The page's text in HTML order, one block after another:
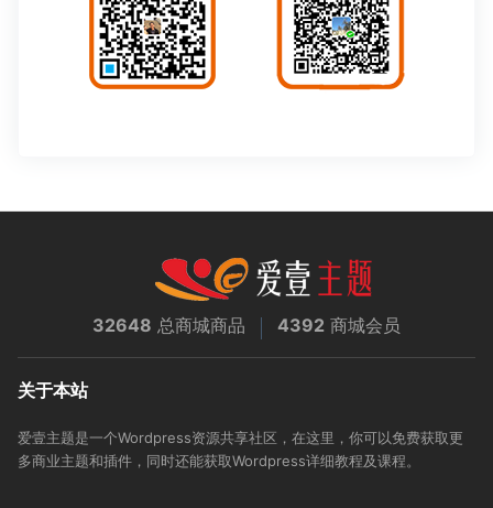
32648 总商城商品 4392 商城会员
关于本站
爱壹主题是一个Wordpress资源共享社区，在这里，你可以免费获取更
多商业主题和插件，同时还能获取Wordpress详细教程及课程。